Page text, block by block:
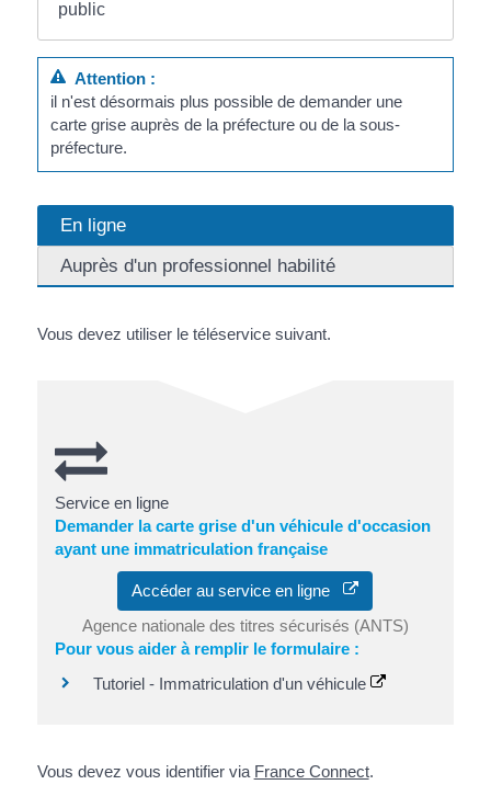
public
Attention :
il n'est désormais plus possible de demander une
carte grise auprès de la préfecture ou de la sous-
préfecture.
En ligne
Auprès d'un professionnel habilité
Vous devez utiliser le téléservice suivant.
Service en ligne
Demander la carte grise d'un véhicule d'occasion
ayant une immatriculation française
Accéder au service en ligne
Agence nationale des titres sécurisés (ANTS)
Pour vous aider à remplir le formulaire :
Tutoriel - Immatriculation d'un véhicule
Vous devez vous identifier via France Connect.